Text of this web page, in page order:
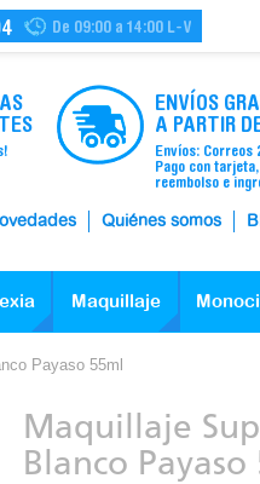
De 09:00 a 14:00 L-V
ENVÍOS
A PARTIR
Envíos: Correos
Pago con
reembolso e
Quiénes somos
Maquillaje
Payaso 55ml
Maquillaje
Blanco Payaso